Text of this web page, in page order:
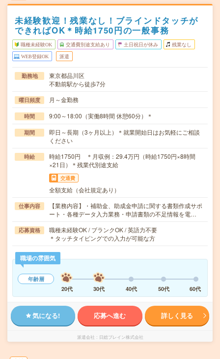
未経験歓迎！残業なし！ブラインドタッチが
できればOK＊時給1750円の一般事務
職種未経験OK 交通費別途支給あり 土日祝日が休み 残業なし
WEB登録OK 派遣
勤務地
東京都品川区
不動前駅から徒歩7分
曜日頻度 月～金勤務
時間 9:00～18:00（実働8時間 休憩60分）＊
期間
即日～長期（3ヶ月以上）＊就業開始日はお気軽にご相談
ください
時給
時給1750円 ＊月収例：29.4万円（時給1750円×8時間
×21日）＊残業代別途支給
交通費
全額支給（会社規定あり）
仕事内容
【業務内容】・補助金、助成金申請に関する書類作成サポ
ート・各種データ入力業務・申請書類の不足情報を電…
応募資格
職種未経験OK / ブランクOK / 英語力不要
＊タッチタイピングでの入力が可能な方
職場の雰囲気
年齢層
20代
30代 40代 50代 60代
気になる! 応募へ進む 詳しく見る
派遣会社 日総ブレイン株式会社